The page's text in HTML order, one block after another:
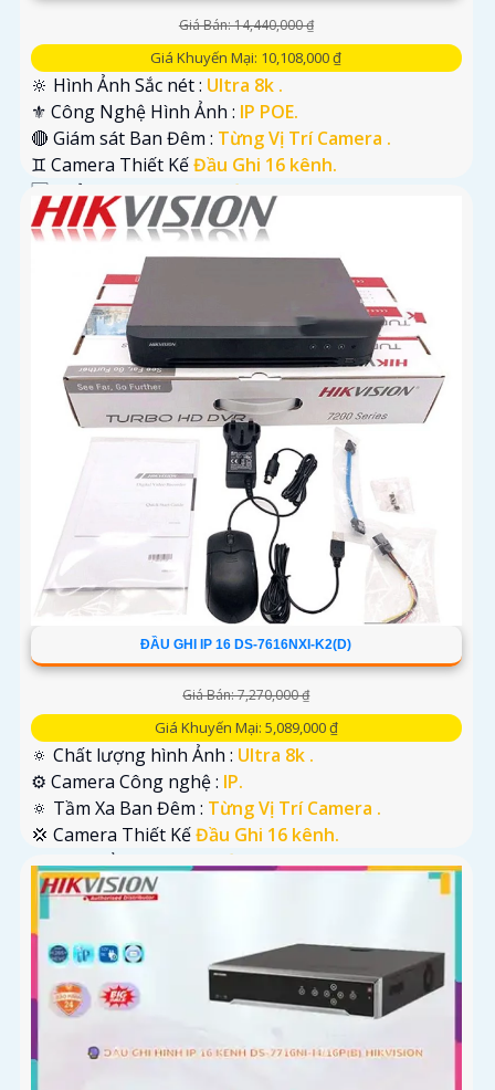
Giá Bán: 14,440,000 ₫
Giá Khuyến Mại: 10,108,000 ₫
🔆 Hình Ảnh Sắc nét : Ultra 8k .
⚜️ Công Nghệ Hình Ảnh : IP POE.
🔴 Giám sát Ban Đêm : Từng Vị Trí Camera .
♊ Camera Thiết KếĐầu Ghi 16 kênh.
️🆑 Khả Năng : Công Nghệ AI.
ĐẦU GHI IP 16 DS-7616NXI-K2(D)
Giá Bán: 7,270,000 ₫
Giá Khuyến Mại: 5,089,000 ₫
🔅 Chất lượng hình Ảnh : Ultra 8k .
⚙ Camera Công nghệ : IP.
🔅 Tầm Xa Ban Đêm : Từng Vị Trí Camera .
💢 Camera Thiết KếĐầu Ghi 16 kênh.
️🛃 Đặt Điểm :Công Nghệ AI.